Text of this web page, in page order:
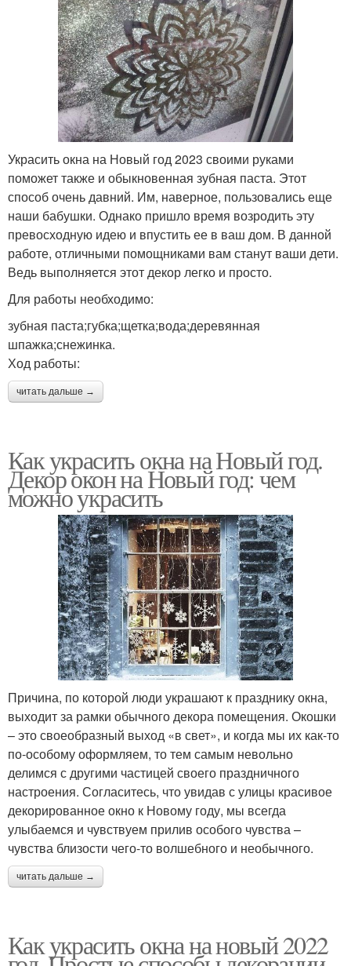
Украсить окна на Новый год 2023 своими руками
поможет также и обыкновенная зубная паста. Этот
способ очень давний. Им, наверное, пользовались еще
наши бабушки. Однако пришло время возродить эту
превосходную идею и впустить ее в ваш дом. В данной
работе, отличными помощниками вам станут ваши дети.
Ведь выполняется этот декор легко и просто.
Для работы необходимо:
зубная паста;губка;щетка;вода;деревянная
шпажка;снежинка.
Ход работы:
читать дальше →
Как украсить окна на Новый год.
Декор окон на Новый год: чем
можно украсить
Причина, по которой люди украшают к празднику окна,
выходит за рамки обычного декора помещения. Окошки
– это своеобразный выход «в свет», и когда мы их как-то
по-особому оформляем, то тем самым невольно
делимся с другими частицей своего праздничного
настроения. Согласитесь, что увидав с улицы красивое
декорированное окно к Новому году, мы всегда
улыбаемся и чувствуем прилив особого чувства –
чувства близости чего-то волшебного и необычного.
читать дальше →
Как украсить окна на новый 2022